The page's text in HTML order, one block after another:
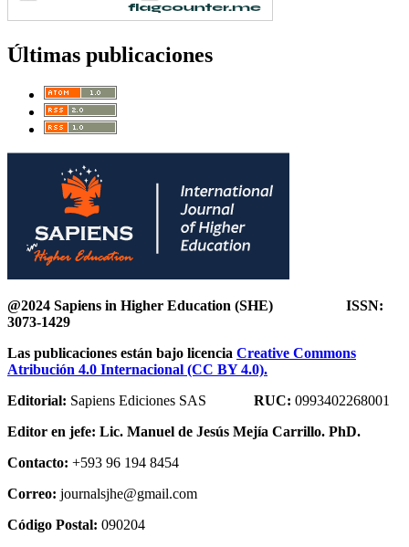
Últimas publicaciones
@2024 Sapiens in Higher Education (SHE) ISSN:
3073-1429
Las publicaciones están bajo licencia Creative Commons
Atribución 4.0 Internacional (CC BY 4.0).
Editorial: Sapiens Ediciones SAS RUC: 0993402268001
Editor en jefe: Lic. Manuel de Jesús Mejía Carrillo. PhD.
Contacto: +593 96 194 8454
Correo: journalsjhe@gmail.com
Código Postal: 090204